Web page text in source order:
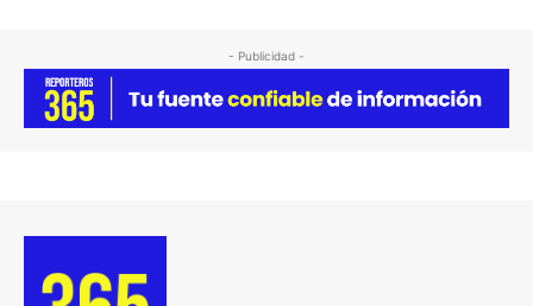
- Publicidad -